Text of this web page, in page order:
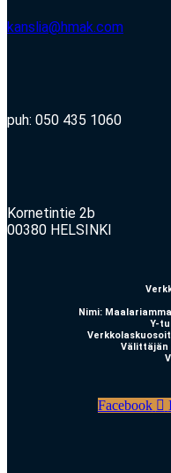
kanslia@hmak.com
puh: 050 435 1060
Kornetintie 2b
00380 HELSINKI
Nimi:
Y-
Välittäjän
Facebook